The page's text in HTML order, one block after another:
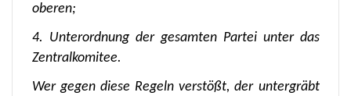
oberen;
4. Unterordnung der gesamten Partei unter das
Zentralkomitee.
Wer gegen diese Regeln verstößt, der untergräbt